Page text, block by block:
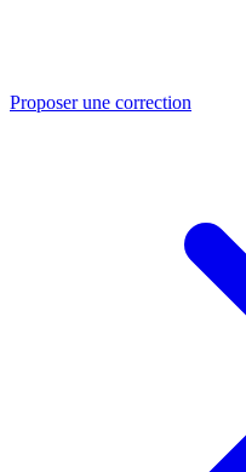
Proposer une correction